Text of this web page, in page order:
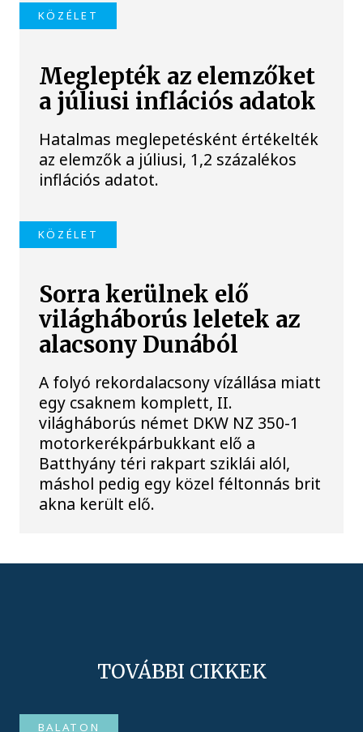
KÖZÉLET
Meglepték az elemzőket
a júliusi inflációs adatok
Hatalmas meglepetésként értékelték
az elemzők a júliusi, 1,2 százalékos
inflációs adatot.
KÖZÉLET
Sorra kerülnek elő
világháborús leletek az
alacsony Dunából
A folyó rekordalacsony vízállása miatt
egy csaknem komplett, II.
világháborús német DKW NZ 350-1
motorkerékpárbukkant elő a
Batthyány téri rakpart sziklái alól,
máshol pedig egy közel féltonnás brit
akna került elő.
TOVÁBBI CIKKEK
BALATON